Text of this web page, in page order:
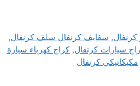
كرنفال, سفايف كرنفال سلف كرنفال,
سيارات كرنفال, كراج كهرباء سيارة
مكيكانيكي كرنفال